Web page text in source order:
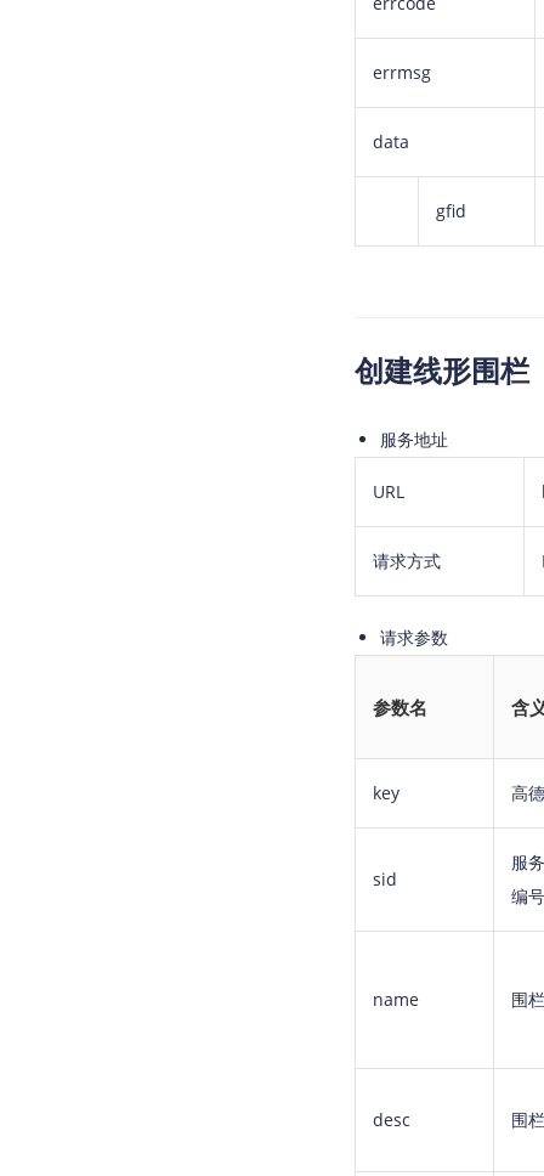
errmsg
data
gfid
创建线形围栏
服务地址
URL
请求方式
请求参数
参数名 含
key 高
sid
服
编号
name 围
desc 围